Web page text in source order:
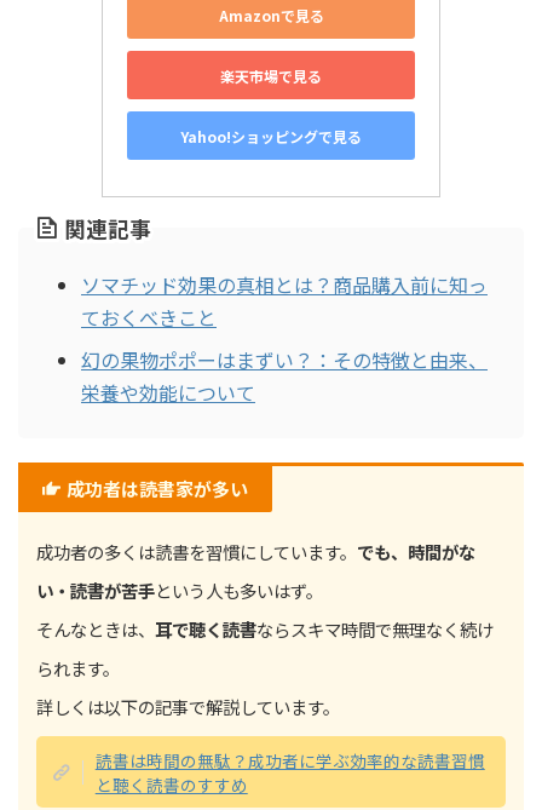
Amazonで見る
楽天市場で見る
Yahoo!ショッピングで見る
関連記事
ソマチッド効果の真相とは？商品購入前に知っ
ておくべきこと
幻の果物ポポーはまずい？：その特徴と由来、
栄養や効能について
成功者は読書家が多い
成功者の多くは読書を習慣にしています。 でも、時間がな
い・読書が苦手という人も多いはず。
そんなときは、 耳で聴く読書ならスキマ時間で無理なく続け
られます。
詳しくは以下の記事で解説しています。
読書は時間の無駄？成功者に学ぶ効率的な読書習慣
と聴く読書のすすめ